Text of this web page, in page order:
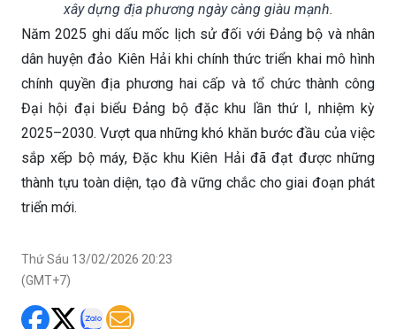
xây dựng địa phương ngày càng giàu mạnh.
Năm 2025 ghi dấu mốc lịch sử đối với Đảng bộ và nhân
dân huyện đảo Kiên Hải khi chính thức triển khai mô hình
chính quyền địa phương hai cấp và tổ chức thành công
Đại hội đại biểu Đảng bộ đặc khu lần thứ I, nhiệm kỳ
2025–2030. Vượt qua những khó khăn bước đầu của việc
sắp xếp bộ máy, Đặc khu Kiên Hải đã đạt được những
thành tựu toàn diện, tạo đà vững chắc cho giai đoạn phát
triển mới.
Thứ Sáu 13/02/2026 20:23
(GMT+7)